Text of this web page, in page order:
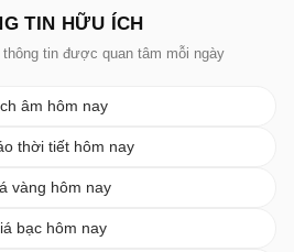
TIN HỮU ÍCH
tin được quan tâm mỗi ngày
âm hôm nay
thời tiết hôm nay
vàng hôm nay
bạc hôm nay